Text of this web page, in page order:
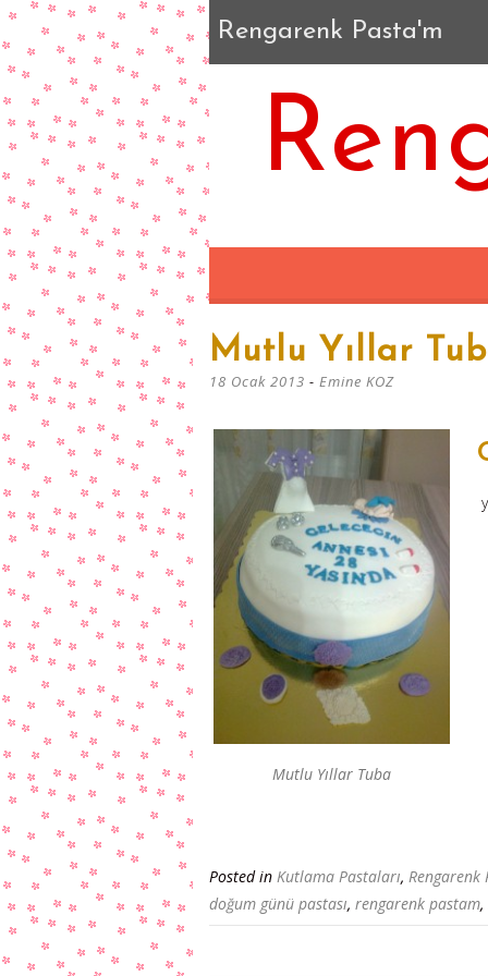
Rengarenk Pasta'm
Mutlu Yıllar
18 Ocak 2013 - Emine KOZ
Mutlu Yıllar Tuba
Posted in Kutlama Pastaları, Rengarenk
doğum günü pastası, rengarenk pastam,